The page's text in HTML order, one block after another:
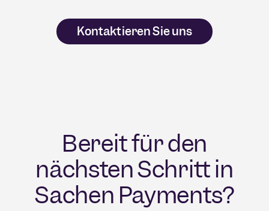
Kontaktieren Sie uns
Bereit für den
nächsten Schritt in
Sachen Payments?